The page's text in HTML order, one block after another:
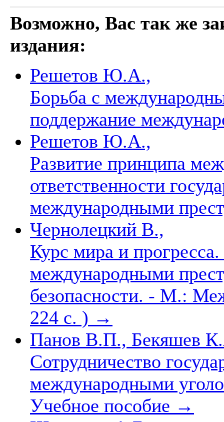
Возможно, Вас так же
издания:
Решетов Ю.А.,
Борьба с
поддержание
Решетов Ю.А.,
Развитие принципа
ответственности
международными
Чернолецкий В.,
Курс мира и
международными
безопасности. - М.:
224 с. ) →
Панов В.П., Бекяшев
Сотрудничество
международными
Учебное пособие →